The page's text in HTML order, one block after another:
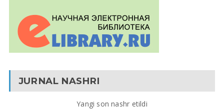
JURNAL NASHRI
Yangi son nashr etildi